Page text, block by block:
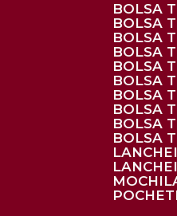
BOLSA
BOLSA
BOLSA
BOLSA
BOLSA
BOLSA
BOLSA
BOLSA
BOLSA
BOLSA